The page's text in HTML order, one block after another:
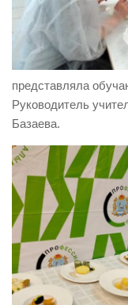
представляла
Руководитель
Базаева.